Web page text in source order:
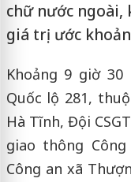
chữ nước ngoài,
giá trị ước
Khoảng 9 giờ 30
Quốc lộ 281,
Hà Tĩnh, Đội
giao thông
Công an xã